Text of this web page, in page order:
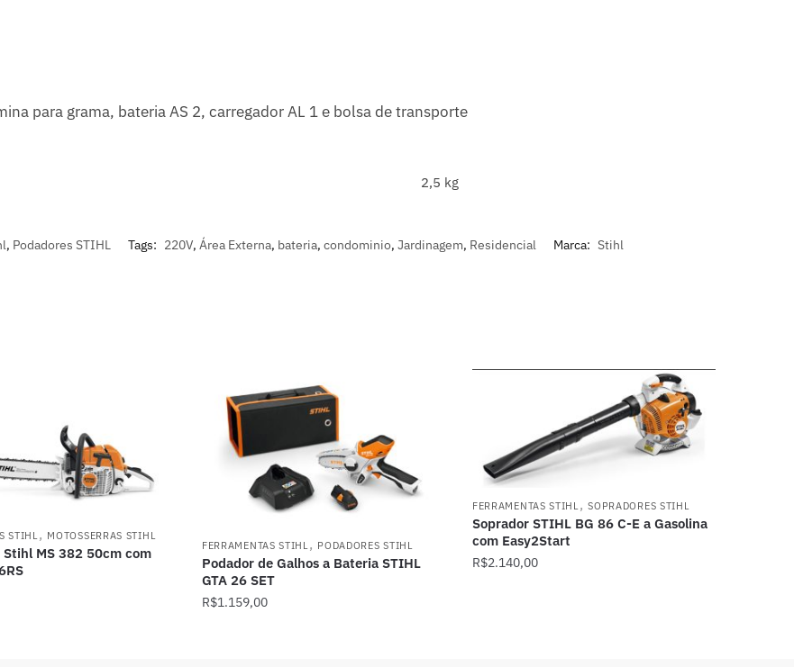
para grama, bateria AS 2, carregador AL 1 e bolsa de transporte
2,5 kg
, Podadores STIHL Tags: 220V, Área Externa, bateria, condominio, Jardinagem, Residencial Marca: Stihl
STIHL, MOTOSSERRAS STIHL
Stihl MS 382 50cm com
FERRAMENTAS STIHL, PODADORES STIHL
Podador de Galhos a Bateria STIHL
GTA 26 SET
R$1.159,00
FERRAMENTAS STIHL ,SOPRADORES STIHL
Soprador STIHL BG 86 C-E a Gasolina
com Easy2Start
R$2.140,00